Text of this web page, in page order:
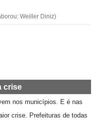
Weiller Diniz)
crise
nos municípios. E é nas
crise. Prefeituras de todas